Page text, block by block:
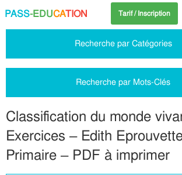
PASS-EDUCATION Tarif / Inscription
Recherche par Catégories
Recherche par Mots-Clés
Classification du monde
Exercices – Edith
Primaire – PDF à imprimer